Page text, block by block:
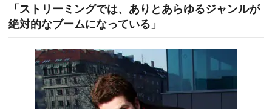
「ストリーミングでは、ありとあらゆるジャンルが
絶対的なブームになっている」